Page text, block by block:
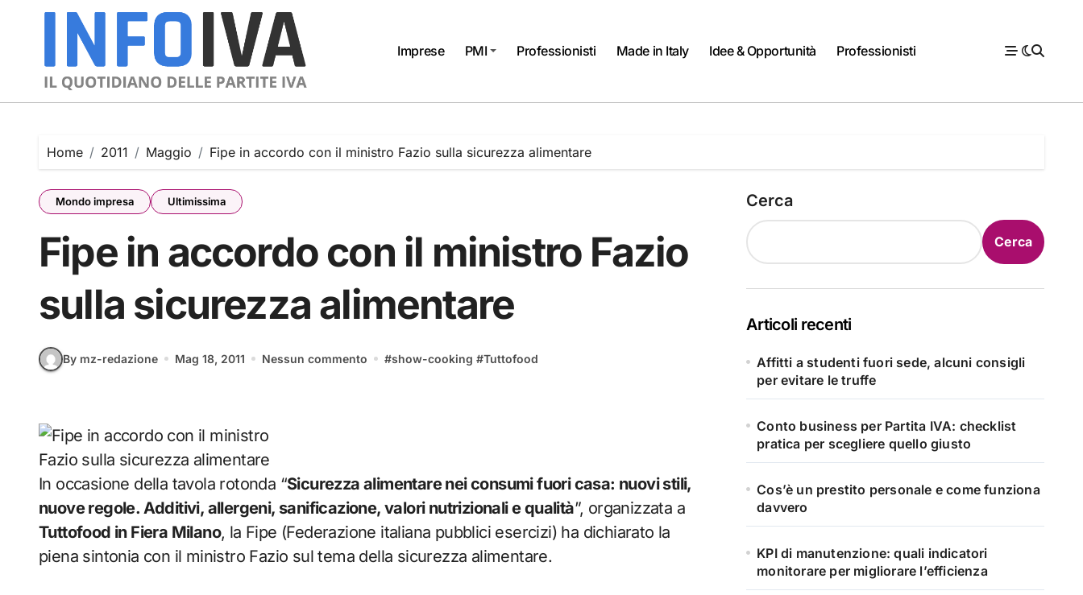
Imprese PMI Professionisti Made in Italy Idee & Opportunità Professionisti
Home 2011 Maggio Fipe in accordo con il ministro Fazio sulla sicurezza alimentare
Mondo impresa Ultimissima
Fipe in accordo con il ministro Fazio
sulla sicurezza alimentare
By mz-redazione Mag 18, 2011 Nessun commento #show-cooking #Tuttofood
In occasione della tavola rotonda “Sicurezza alimentare nei consumi fuori casa: nuovi stili,
nuove regole. Additivi, allergeni, sanificazione, valori nutrizionali e qualità”, organizzata a
Tuttofood in Fiera Milano, la Fipe (Federazione italiana pubblici esercizi) ha dichiarato la
piena sintonia con il ministro Fazio sul tema della sicurezza alimentare.
Cerca
Cerca
Articoli recenti
Affitti a studenti fuori sede, alcuni consigli
per evitare le truffe
Conto business per Partita IVA: checklist
pratica per scegliere quello giusto
Cos’è un prestito personale e come funziona
davvero
KPI di manutenzione: quali indicatori
monitorare per migliorare l’efficienza